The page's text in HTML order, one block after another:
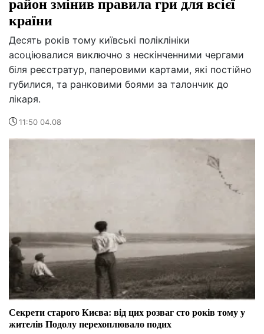
країни
Десять років тому київські поліклініки
асоціювалися виключно з нескінченними чергами
біля реєстратур, паперовими картами, які постійно
губилися, та ранковими боями за талончик до
лікаря.
11:50 04.08
Секрети старого Києва: від цих розваг сто років тому у
жителів Подолу перехоплювало подих